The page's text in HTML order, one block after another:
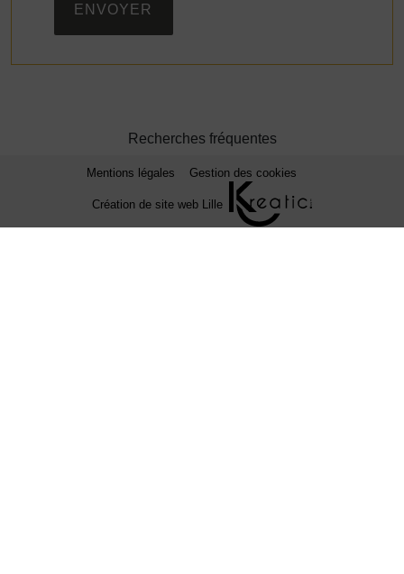
ENVOYER
Recherches fréquentes
Mentions légales Gestion des cookies
Création de site web Lille